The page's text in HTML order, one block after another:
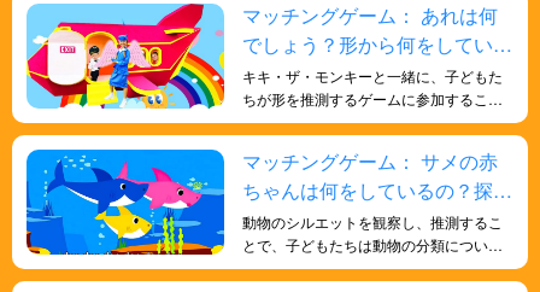
を思い描きます。こうした想像力豊かな
遊びは、物語を伝える能力を高め、想像
力豊かな思考を育みます。
マッチングゲーム： あれは何
でしょう？形から何をしている
のか当ててみましょう！
キキ・ザ・モンキーと一緒に、子どもた
ちが形を推測するゲームに参加すること
で、一般知識の理解を深めるだけでな
ます。観察と推論を通して正しい答えを
推測することが求められ、観察力、論理
的思考力、そして問題解決能力が磨かれ
ます。
マッチングゲーム： サメの赤
ちゃんは何をしているの？探し
てみよう！
動物のシルエットを観察し、推測するこ
とで、子どもたちは動物の分類について
探求し始めることができます。哺乳類、